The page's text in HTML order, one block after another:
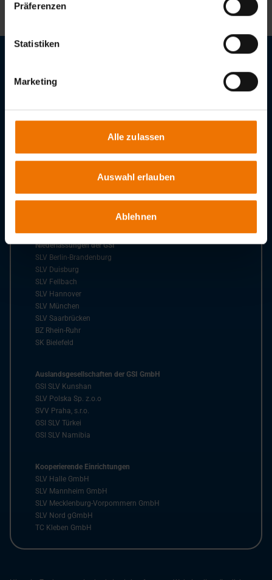
Präferenzen
Statistiken
Marketing
Alle zulassen
Auswahl erlauben
Ablehnen
47057Duisburg
Niederlassungen der GSI
SLV Berlin-Brandenburg
SLV Duisburg
SLV Fellbach
SLV Hannover
SLV München
SLV Saarbrücken
BZ Rhein-Ruhr
SK Bielefeld
Auslandsgesellschaften der GSI GmbH
GSI SLV Kunshan
SLV Polska Sp. z.o.o
SVV Praha, s.r.o.
GSI SLV Türkei
GSI SLV Namibia
Kooperierende Einrichtungen
SLV Halle GmbH
SLV Mannheim GmbH
SLV Mecklenburg-Vorpommern GmbH
SLV Nord gGmbH
TC Kleben GmbH